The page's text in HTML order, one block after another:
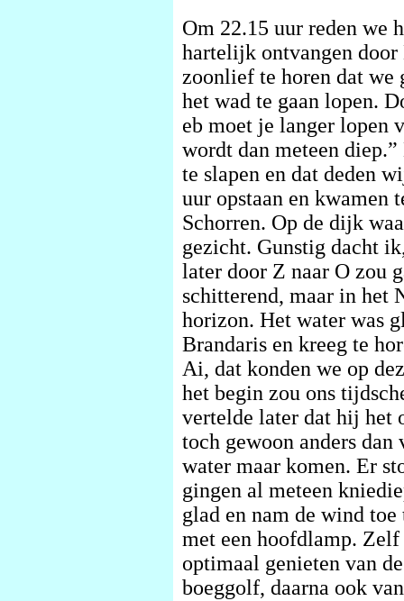
Om 22.15 uur reden we
hartelijk ontvangen door
zoonlief te horen dat we
het wad te gaan lopen.
eb moet je langer lopen
wordt dan meteen
te slapen en dat deden
uur opstaan en kwamen
Schorren. Op de dijk
gezicht. Gunstig dacht
later door Z naar O zou
schitterend, maar in het
horizon. Het water was
Brandaris en kreeg te
Ai, dat konden we op
het begin zou ons
vertelde later dat hij het
toch gewoon anders
water maar komen. Er
gingen al meteen
glad en nam de wind
met een hoofdlamp.
optimaal genieten van
boeggolf, daarna ook